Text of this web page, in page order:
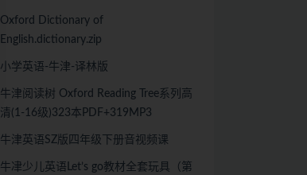
Oxford Dictionary of
English.dictionary.zip
小学英语-牛津-译林版
牛津阅读树 Oxford Reading Tree系列高
清(1-16级)323本PDF+319MP3
牛津英语SZ版四年级下册音视频课
牛冿少儿英语Let’s go教材全套玩具（第